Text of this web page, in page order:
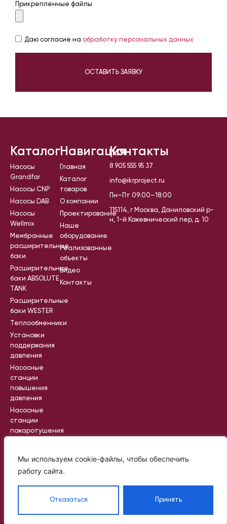
Мы используем cookie-файлы, чтобы обеспечить
работу сайта.
Отказаться Принять
Прикрепленные файлы
Даю согласие на обработку персональных данных
ОСТАВИТЬ ЗАЯВКУ
Каталог
Насосы
Grandfar
Насосы CNP
Насосы DAB
Насосы
Wellmix
Мембранные
расширительные
баки
Расширительные
баки ABSOLUTE
TANK
Расширительные
баки WESTER
Теплообменники
Установки
поддержания
давления
Насосные
станции
повышения
давления
Насосные
станции
пожаротушения
станции
Навигация
Главная
Каталог
товаров
О компании
Проектирование
Наше
оборудование
Реализованные
объекты
Видео
Контакты
Контакты
8 905 555 95 37
info@ikrproject.ru
Пн–Пт 09:00–18:00
115114, г Москва, Даниловский р-
н, 1-й Кожевнический пер, д. 10
Вся информация на сайте носит